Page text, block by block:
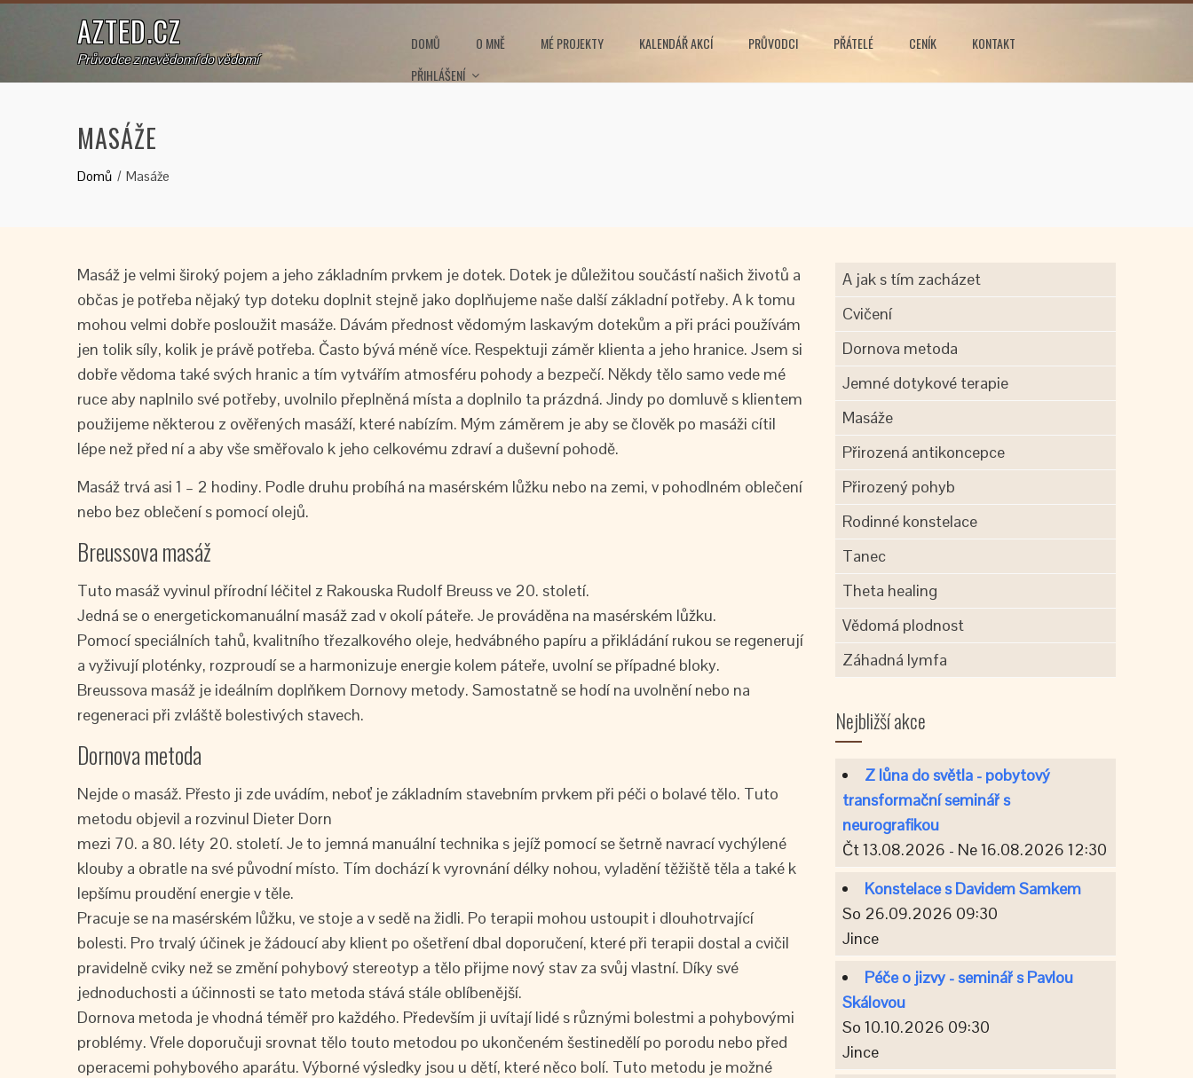
AZTED.CZ
Průvodce z nevědomí do vědomí
DOMŮ O MNĚ MÉ PROJEKTY KALENDÁŘ AKCÍ PRŮVODCI PŘÁTELÉ CENÍK
KONTAKT
PŘIHLÁŠENÍ
MASÁŽE
Domů Masáže
Masáž je velmi široký pojem a jeho základním prvkem je dotek. Dotek je důležitou součástí našich životů a
občas je potřeba nějaký typ doteku doplnit stejně jako doplňujeme naše další základní potřeby. A k tomu
mohou velmi dobře posloužit masáže. Dávám přednost vědomým laskavým dotekům a při práci používám
jen tolik síly, kolik je právě potřeba. Často bývá méně více. Respektuji záměr klienta a jeho hranice. Jsem si
dobře vědoma také svých hranic a tím vytvářím atmosféru pohody a bezpečí. Někdy tělo samo vede mé
ruce aby naplnilo své potřeby, uvolnilo přeplněná místa a doplnilo ta prázdná. Jindy po domluvě s klientem
použijeme některou z ověřených masáží, které nabízím. Mým záměrem je aby se člověk po masáži cítil
lépe než před ní a aby vše směřovalo k jeho celkovému zdraví a duševní pohodě.
Masáž trvá asi 1 – 2 hodiny. Podle druhu probíhá na masérském lůžku nebo na zemi, v pohodlném oblečení
nebo bez oblečení s pomocí olejů.
Breussova masáž
Tuto masáž vyvinul přírodní léčitel z Rakouska Rudolf Breuss ve 20. století.
Jedná se o energetickomanuální masáž zad v okolí páteře. Je prováděna na masérském lůžku.
Pomocí speciálních tahů, kvalitního třezalkového oleje, hedvábného papíru a přikládání rukou se regenerují
a vyživují ploténky, rozproudí se a harmonizuje energie kolem páteře, uvolní se případné bloky.
Breussova masáž je ideálním doplňkem Dornovy metody. Samostatně se hodí na uvolnění nebo na
regeneraci při zvláště bolestivých stavech.
Dornova metoda
Nejde o masáž. Přesto ji zde uvádím, neboť je základním stavebním prvkem při péči o bolavé tělo. Tuto
metodu objevil a rozvinul Dieter Dorn
mezi 70. a 80. léty 20. století. Je to jemná manuální technika s jejíž pomocí se šetrně navrací vychýlené
klouby a obratle na své původní místo. Tím dochází k vyrovnání délky nohou, vyladění těžiště těla a také k
lepšímu proudění energie v těle.
Pracuje se na masérském lůžku, ve stoje a v sedě na židli. Po terapii mohou ustoupit i dlouhotrvající
bolesti. Pro trvalý účinek je žádoucí aby klient po ošetření dbal doporučení, které při terapii dostal a cvičil
pravidelně cviky než se změní pohybový stereotyp a tělo přijme nový stav za svůj vlastní. Díky své
jednoduchosti a účinnosti se tato metoda stává stále oblíbenější.
Dornova metoda je vhodná téměř pro každého. Především ji uvítají lidé s různými bolestmi a pohybovými
problémy. Vřele doporučuji srovnat tělo touto metodou po ukončeném šestinedělí po porodu nebo před
operacemi pohybového aparátu. Výborné výsledky jsou u dětí, které něco bolí. Tuto metodu je možné
A jak s tím zacházet
Cvičení
Dornova metoda
Jemné dotykové terapie
Masáže
Přirozená antikoncepce
Přirozený pohyb
Rodinné konstelace
Tanec
Theta healing
Vědomá plodnost
Záhadná lymfa
Nejbližší akce
Z lůna do světla - pobytový
transformační seminář s
neurografikou
Čt 13.08.2026 - Ne 16.08.2026 12:30
Konstelace s Davidem Samkem
So 26.09.2026 09:30
Jince
Péče o jizvy - seminář s Pavlou
Skálovou
So 10.10.2026 09:30
Jince